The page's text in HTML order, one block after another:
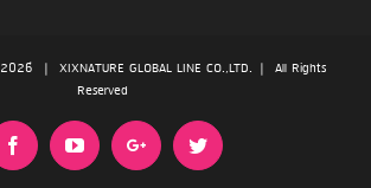
2026 | XIXNATURE GLOBAL LINE CO.,LTD. | All Rights
Reserved
FacebookYouTubeGoogle+Twitter